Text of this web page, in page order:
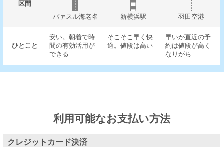
区間
バァスル海老名 新横浜駅 羽田空港
ひとこと
安い。朝着で時
間の有効活用が
できる
そこそこ早く快
適。値段は高い
早いが直近の予
約は値段が高く
なりがち
利用可能なお支払い方法
クレジットカード決済